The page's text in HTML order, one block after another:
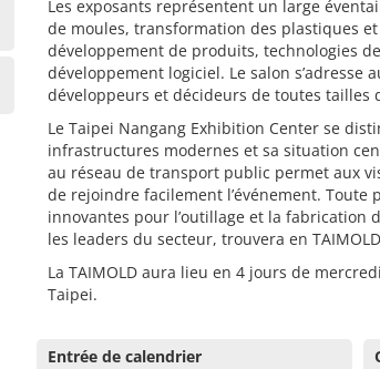
Les exposants représentent un large
de moules, transformation des plastiques
développement de produits, technologies
développement logiciel. Le salon
développeurs et décideurs de toutes tailles
Le Taipei Nangang Exhibition Center se
infrastructures modernes et sa situation
au réseau de transport public permet aux
de rejoindre facilement l’événement. Toute
innovantes pour l’outillage et la fabrication
les leaders du secteur, trouvera en
La TAIMOLD aura lieu en 4 jours de
Taipei.
Entrée de calendrier